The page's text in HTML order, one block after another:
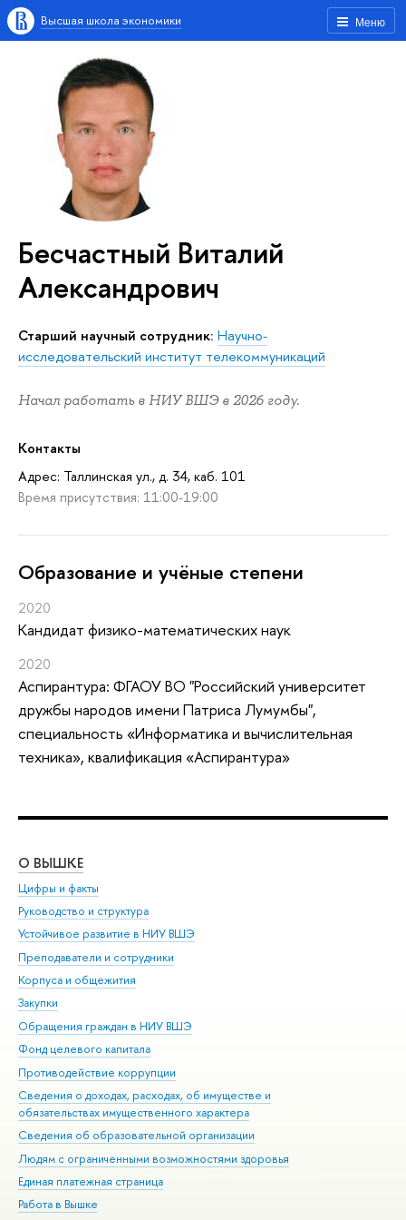
Меню
Высшая школа экономики
Бесчастный Виталий
Александрович
Старший научный сотрудник: Научно-
исследовательский институт телекоммуникаций
Начал работать в НИУ ВШЭ в 2026 году.
Контакты
Адрес: Таллинская ул., д. 34, каб. 101
Время присутствия: 11:00-19:00
Oбразование и учёные степени
2020
Кандидат физико-математических наук
2020
Аспирантура: ФГАОУ ВО "Российский университет
дружбы народов имени Патриса Лумумбы",
специальность «Информатика и вычислительная
техника», квалификация «Аспирантура»
О ВЫШКЕ
Цифры и факты
Руководство и структура
Устойчивое развитие в НИУ ВШЭ
Преподаватели и сотрудники
Корпуса и общежития
Закупки
Обращения граждан в НИУ ВШЭ
Фонд целевого капитала
Противодействие коррупции
Сведения о доходах, расходах, об имуществе и
обязательствах имущественного характера
Сведения об образовательной организации
Людям с ограниченными возможностями здоровья
Единая платежная страница
Работа в Вышке